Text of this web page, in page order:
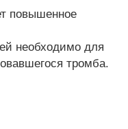
повышенное
необходимо для
тромба.